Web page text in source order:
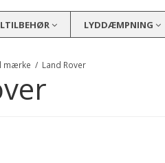
LYDDÆMPNING
mærke / Land Rover